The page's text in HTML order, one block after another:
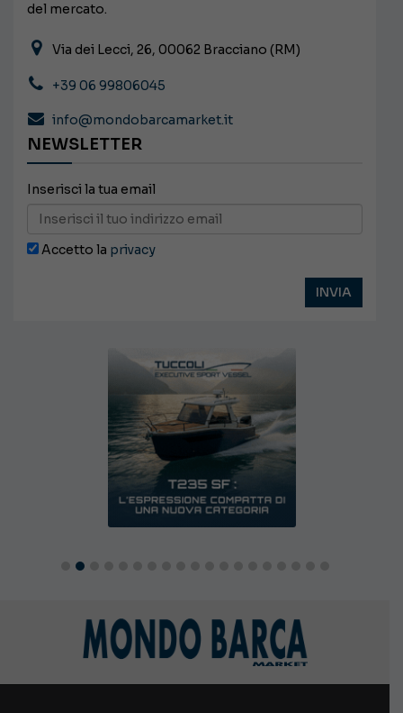
del mercato.
Via dei Lecci, 26, 00062 Bracciano (RM)
+39 06 99806045
info@mondobarcamarket.it
NEWSLETTER
Inserisci la tua email
Accetto la privacy